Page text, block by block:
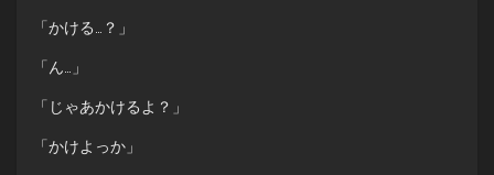
「かける…？」
「ん…」
「じゃあかけるよ？」
「かけよっか」